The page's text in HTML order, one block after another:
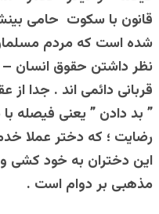
قانون با سکوت حامی
شده است که مردم
نظر داشتن حقوق انسان
قربانی دائمی اند . جدا از
” بد دادن ” یعنی فیصله
رضایت ؛ که دختر عملا
این دختران به خود کشی و
مذهبی بر دوام است .